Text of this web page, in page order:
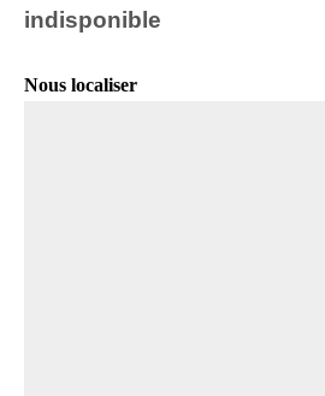
indisponible
Nous localiser